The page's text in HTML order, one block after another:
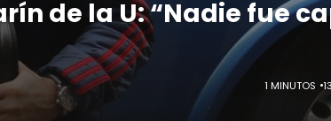
de la U: “Nadie fue
1 MINUTOS